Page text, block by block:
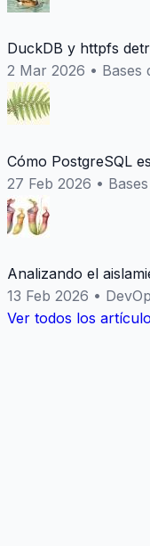
DuckDB y httpfs
2 Mar 2026 • Bases
Cómo PostgreSQL
27 Feb 2026 •
Analizando el
13 Feb 2026 •
Ver todos los